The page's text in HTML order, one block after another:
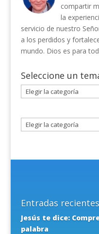
compartir
la
servicio de nuestro
a los perdidos y
mundo. Dios es para
Seleccione un
Seleccione
un
Entradas recientes
Jesús te dice:
palabra